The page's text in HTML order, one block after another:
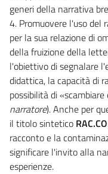
generi della narrativa
4. Promuovere l'uso del
per la sua relazione di
della fruizione della
l'obiettivo di segnalare
didattica, la capacità di
possibilità di
narratore). Anche per
il titolo sintetico
racconto e la
significare l'invito alla
esperienze.